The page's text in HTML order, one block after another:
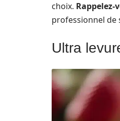
choix. Rappelez-
professionnel de
Ultra